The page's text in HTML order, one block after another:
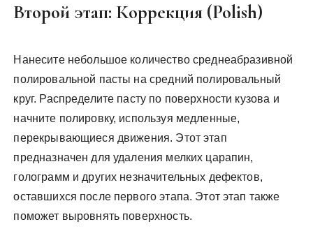
Второй этап: Коррекция (Polish)
Нанесите небольшое количество среднеабразивной
полировальной пасты на средний полировальный
круг. Распределите пасту по поверхности кузова и
начните полировку, используя медленные,
перекрывающиеся движения. Этот этап
предназначен для удаления мелких царапин,
голограмм и других незначительных дефектов,
оставшихся после первого этапа. Этот этап также
поможет выровнять поверхность.